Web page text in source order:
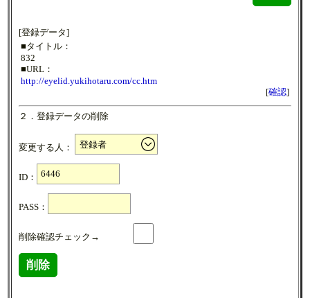
[登録データ]
■タイトル：
832
■URL：
http://eyelid.yukihotaru.com/cc.htm
[確認]
２．登録データの削除
変更する人：
ID：
PASS：
削除確認チェック→
削除